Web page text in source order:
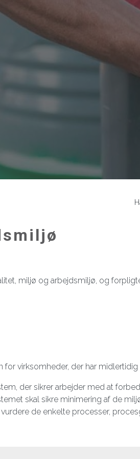
miljø og arbejdsmiljø, og
virksomheder, der har
der sikrer arbejder med at
skal sikre minimering af de
de enkelte processer,